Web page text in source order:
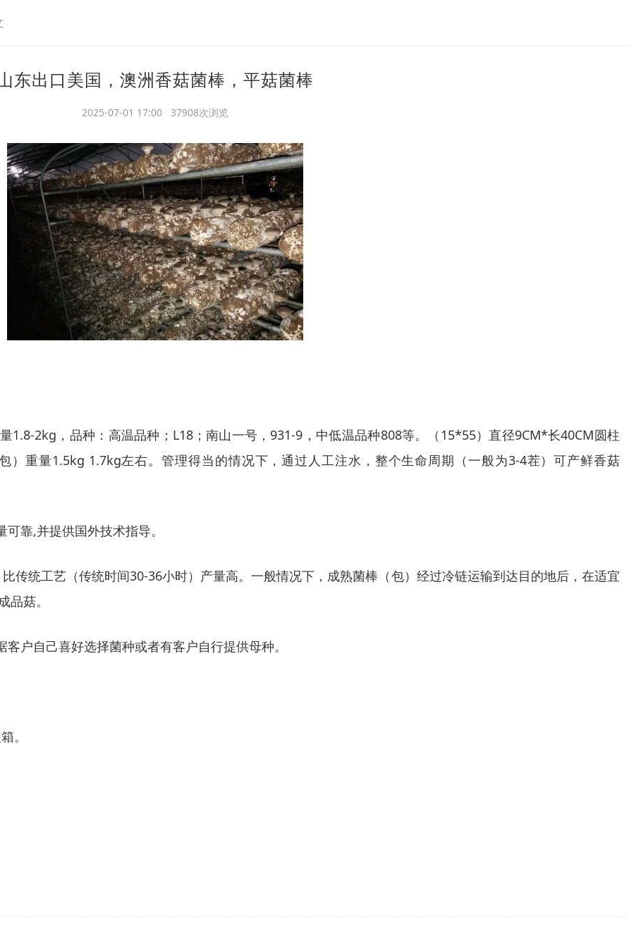
东出口美国，澳洲香菇菌棒，平菇菌棒
2025-07-01 17:00 37908次浏览
1.8-2kg，品种：高温品种；L18；南山一号，931-9，中低温品种808等。（15*55）直径9CM*长40CM圆柱
）重量1.5kg 1.7kg左右。管理得当的情况下，通过人工注水，整个生命周期（一般为3-4茬）可产鲜香菇
靠,并提供国外技术指导。
传统工艺（传统时间30-36小时）产量高。一般情况下，成熟菌棒（包）经过冷链运输到达目的地后，在适宜
菇。
户自己喜好选择菌种或者有客户自行提供母种。
。